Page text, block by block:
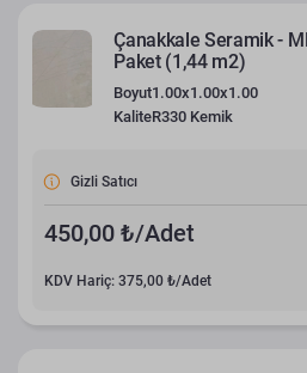
Çanakkale Seramik -
Paket (1,44 m2)
Boyut1.00x1.00x1.00
KaliteR330 Kemik
Gizli Satıcı
450,00 ₺/Adet
KDV Hariç: 375,00 ₺/Adet